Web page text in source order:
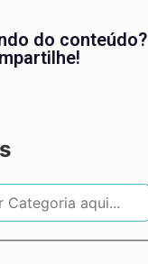
do conteúdo?